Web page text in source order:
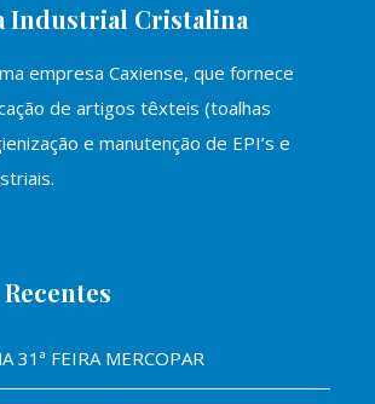
Industrial Cristalina
empresa Caxiense, que fornece
de artigos têxteis (toalhas
e manutenção de EPI’s e
31ª FEIRA MERCOPAR